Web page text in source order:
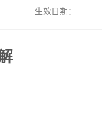
生效日期：